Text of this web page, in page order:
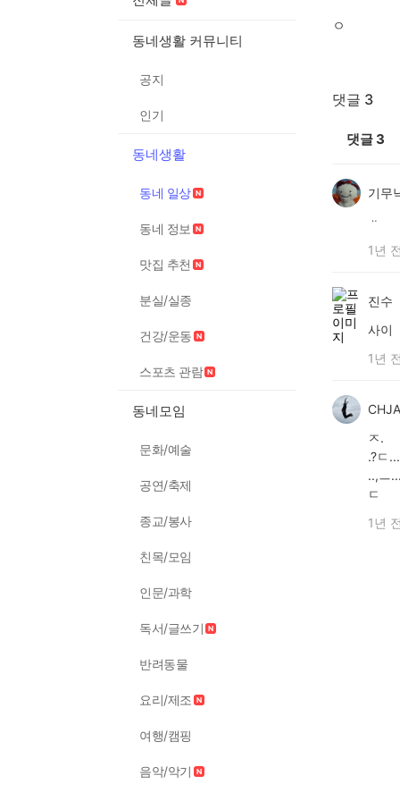
동네생활 커뮤니티
공지
인기
동네생활
동네 일상
동네 정보
맛집 추천
분실/실종
건강/운동
스포츠 관람
동네모임
문화/예술
공연/축제
종교/봉사
친목/모임
인문/과학
독서/글쓰기
반려동물
요리/제조
여행/캠핑
음악/악기
ㅇ
댓글 3
댓글 3
기무
ᆢ
1년 전
진수
사이
1년 전
ㅈ.
.?ㄷ
..,ㅡ...
ㄷ
1년 전